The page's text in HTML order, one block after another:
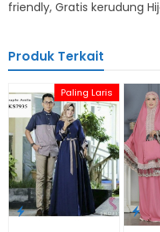
friendly, Gratis kerudung
Produk Terkait
Paling Laris